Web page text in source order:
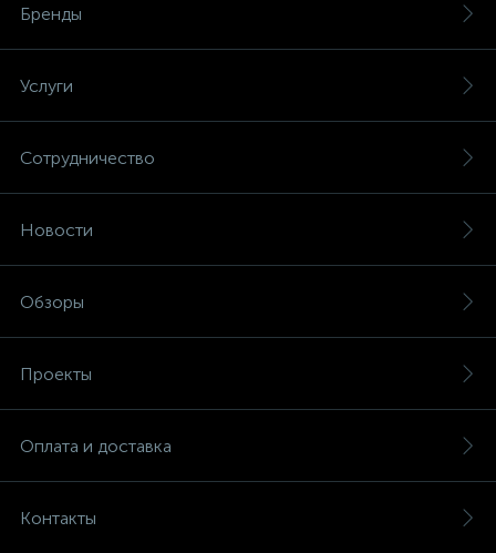
Бренды
Услуги
Сотрудничество
Новости
Обзоры
Проекты
Оплата и доставка
Контакты